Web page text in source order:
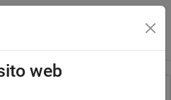
di navigazione
web